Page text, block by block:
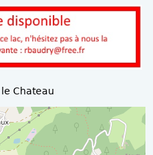
Chateau